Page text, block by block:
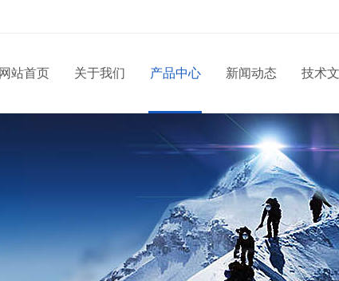
网站首页 关于我们 产品中心 新闻动态 技术